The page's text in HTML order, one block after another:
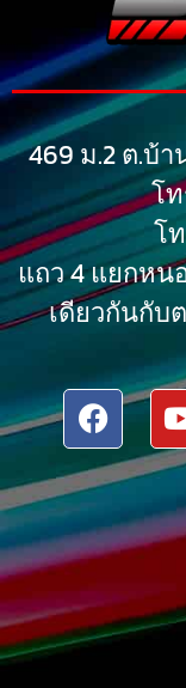
469 ม.2 ต.บ้า
โ
โ
แถว 4 แยกห
เดียวกันกับ